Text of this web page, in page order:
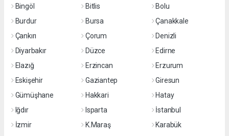
Bingöl
Bitlis
Bolu
Burdur
Bursa
Çanakkale
Çankırı
Çorum
Denizli
Diyarbakır
Düzce
Edirne
Elazığ
Erzincan
Erzurum
Eskişehir
Gaziantep
Giresun
Gümüşhane
Hakkari
Hatay
Iğdır
Isparta
İstanbul
İzmir
K.Maraş
Karabük